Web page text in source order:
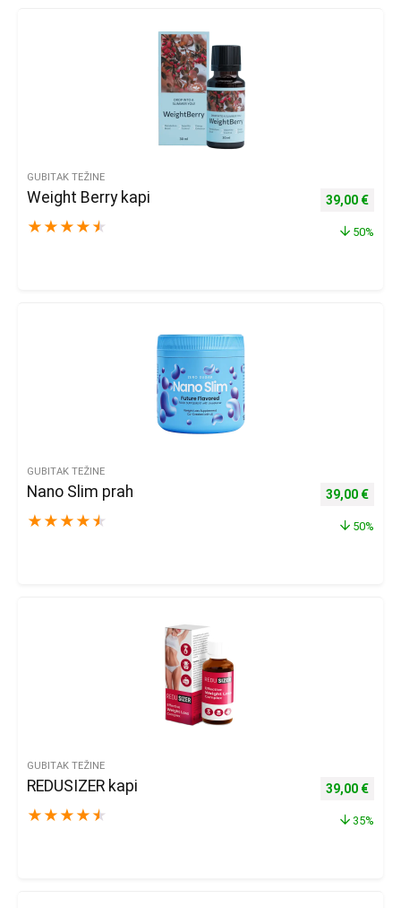
GUBITAK TEŽINE
Weight Berry kapi
★ ★ ★ ★ ★
Izvorna
39,00 €
50%
GUBITAK TEŽINE
Nano Slim prah
★ ★ ★ ★ ★
Izvorna
39,00 €
50%
GUBITAK TEŽINE
REDUSIZER kapi
★ ★ ★ ★ ★
Izvorna
39,00 €
35%